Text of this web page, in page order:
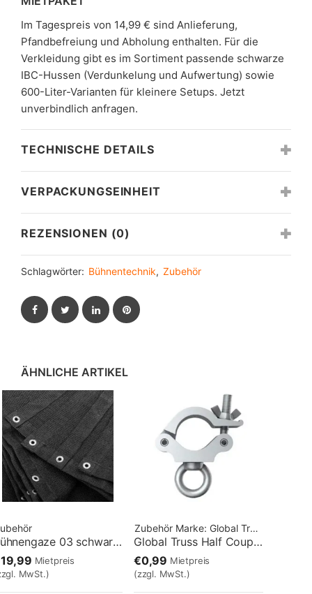
Im Tagespreis von 14,99 € sind Anlieferung,
Pfandbefreiung und Abholung enthalten. Für die
Verkleidung gibt es im Sortiment passende schwarze
IBC-Hussen (Verdunkelung und Aufwertung) sowie
600-Liter-Varianten für kleinere Setups. Jetzt
unverbindlich anfragen.
TECHNISCHE DETAILS
VERPACKUNGSEINHEIT
REZENSIONEN (0)
Schlagwörter: Bühnentechnik, Zubehör
FacebookTwitterLinkedInPinterest
ÄHNLICHE ARTIKEL
Bühnengaze 03 schwarz 12,50mx5,90m
Mietpreis
MwSt.)
Zubehör Marke: Global Truss
Global Truss Half Coupler mit Ringöse
€0,99 Mietpreis
(zzgl. MwSt.)